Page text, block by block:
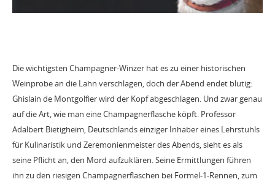
Die wichtigsten Champagner-Winzer hat es zu einer historischen
Weinprobe an die Lahn verschlagen, doch der Abend endet blutig:
Ghislain de Montgolfier wird der Kopf abgeschlagen. Und zwar genau
auf die Art, wie man eine Champagnerflasche köpft. Professor
Adalbert Bietigheim, Deutschlands einziger Inhaber eines Lehrstuhls
für Kulinaristik und Zeremonienmeister des Abends, sieht es als
seine Pflicht an, den Mord aufzuklären. Seine Ermittlungen führen
ihn zu den riesigen Champagnerflaschen bei Formel-1-Rennen, zum